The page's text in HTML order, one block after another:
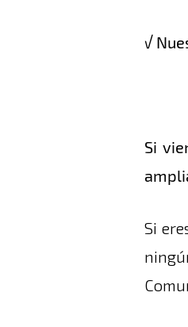
√
Si
Si